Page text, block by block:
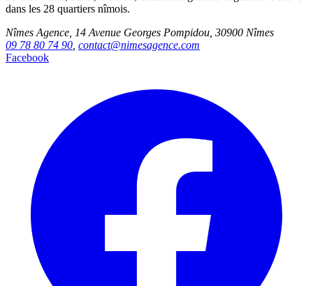
dans les 28 quartiers nîmois.
Nîmes Agence, 14 Avenue Georges Pompidou, 30900 Nîmes
09 78 80 74 90 contact@nimesagence.com
Facebook